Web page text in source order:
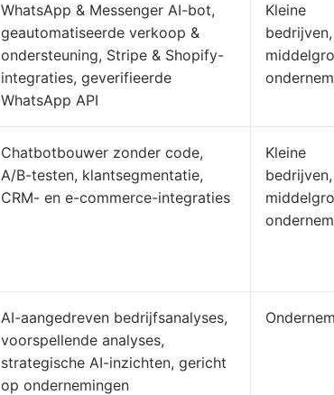
WhatsApp & Messenger AI-bot,
geautomatiseerde verkoop &
ondersteuning, Stripe & Shopify-
integraties, geverifieerde
WhatsApp API
Kleine
bedrijven,
Chatbotbouwer zonder code,
A/B-testen, klantsegmentatie,
CRM- en e-commerce-integraties
Kleine
bedrijven,
AI-aangedreven bedrijfsanalyses,
voorspellende analyses,
strategische AI-inzichten, gericht
op ondernemingen